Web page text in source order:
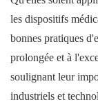
les dispositifs
bonnes pratiques
prolongée et à
soulignant leur
industriels et